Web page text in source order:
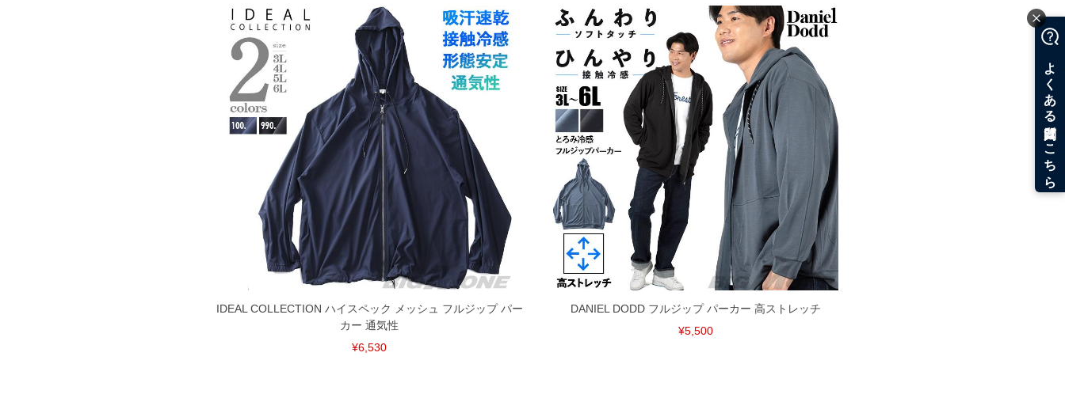
IDEAL COLLECTION ハイスペック メッシュ フルジップ パー
カー 通気性
¥6,530
DANIEL DODD フルジップ パーカー 高ストレッチ
¥5,500